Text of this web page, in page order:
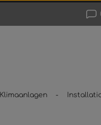
Klimaanlagen